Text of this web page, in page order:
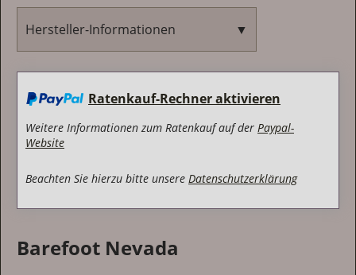
Hersteller-Informationen ▼
Barefoot
Brentanostr. 27
69434 Hirschhorn
Deutschland
E-Mail:
Ratenkauf-Rechner aktivieren
Weitere Informationen zum Ratenkauf auf der Paypal-
Website
Beachten Sie hierzu bitte unsere Datenschutzerklärung
Barefoot Nevada